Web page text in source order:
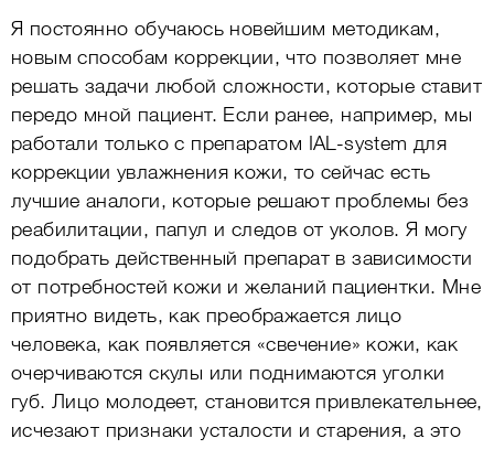
Я постоянно обучаюсь новейшим методикам,
новым способам коррекции, что позволяет мне
решать задачи любой сложности, которые ставит
передо мной пациент. Если ранее, например, мы
работали только с препаратом IAL-system для
коррекции увлажнения кожи, то сейчас есть
лучшие аналоги, которые решают проблемы без
реабилитации, папул и следов от уколов. Я могу
подобрать действенный препарат в зависимости
от потребностей кожи и желаний пациентки. Мне
приятно видеть, как преображается лицо
человека, как появляется «свечение» кожи, как
очерчиваются скулы или поднимаются уголки
губ. Лицо молодеет, становится привлекательнее,
исчезают признаки усталости и старения, а это